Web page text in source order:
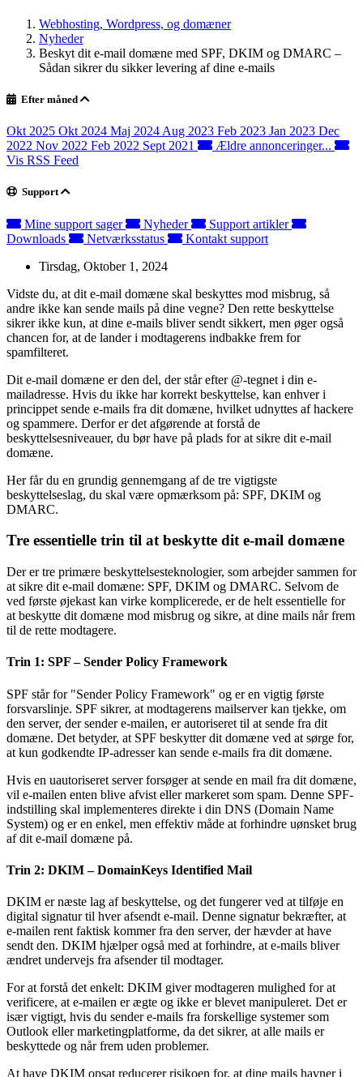
Webhosting, Wordpress, og domæner
Nyheder
Beskyt dit e-mail domæne med SPF, DKIM og DMARC –
Sådan sikrer du sikker levering af dine e-mails
Efter måned
Okt 2025 Okt 2024 Maj 2024 Aug 2023 Feb 2023 Jan 2023 Dec
2022 Nov 2022 Feb 2022 Sept 2021
Ældre annonceringer...
Vis RSS Feed
Support
Mine support sager Nyheder
Support artikler
Downloads
Netværksstatus
Kontakt support
Tirsdag, Oktober 1, 2024
Vidste du, at dit e-mail domæne skal beskyttes mod misbrug, så
andre ikke kan sende mails på dine vegne? Den rette beskyttelse
sikrer ikke kun, at dine e-mails bliver sendt sikkert, men øger også
chancen for, at de lander i modtagerens indbakke frem for
spamfilteret.
Dit e-mail domæne er den del, der står efter @-tegnet i din e-
mailadresse. Hvis du ikke har korrekt beskyttelse, kan enhver i
princippet sende e-mails fra dit domæne, hvilket udnyttes af hackere
og spammere. Derfor er det afgørende at forstå de
beskyttelsesniveauer, du bør have på plads for at sikre dit e-mail
domæne.
Her får du en grundig gennemgang af de tre vigtigste
beskyttelseslag, du skal være opmærksom på: SPF, DKIM og
DMARC.
Tre essentielle trin til at beskytte dit e-mail domæne
Der er tre primære beskyttelsesteknologier, som arbejder sammen for
at sikre dit e-mail domæne: SPF, DKIM og DMARC. Selvom de
ved første øjekast kan virke komplicerede, er de helt essentielle for
at beskytte dit domæne mod misbrug og sikre, at dine mails når frem
til de rette modtagere.
Trin 1: SPF – Sender Policy Framework
SPF står for "Sender Policy Framework" og er en vigtig første
forsvarslinje. SPF sikrer, at modtagerens mailserver kan tjekke, om
den server, der sender e-mailen, er autoriseret til at sende fra dit
domæne. Det betyder, at SPF beskytter dit domæne ved at sørge for,
at kun godkendte IP-adresser kan sende e-mails fra dit domæne.
Hvis en uautoriseret server forsøger at sende en mail fra dit domæne,
vil e-mailen enten blive afvist eller markeret som spam. Denne SPF-
indstilling skal implementeres direkte i din DNS (Domain Name
System) og er en enkel, men effektiv måde at forhindre uønsket brug
af dit e-mail domæne på.
Trin 2: DKIM – DomainKeys Identified Mail
DKIM er næste lag af beskyttelse, og det fungerer ved at tilføje en
digital signatur til hver afsendt e-mail. Denne signatur bekræfter, at
e-mailen rent faktisk kommer fra den server, der hævder at have
sendt den. DKIM hjælper også med at forhindre, at e-mails bliver
ændret undervejs fra afsender til modtager.
For at forstå det enkelt: DKIM giver modtageren mulighed for at
verificere, at e-mailen er ægte og ikke er blevet manipuleret. Det er
især vigtigt, hvis du sender e-mails fra forskellige systemer som
Outlook eller marketingplatforme, da det sikrer, at alle mails er
beskyttede og når frem uden problemer.
At have DKIM opsat reducerer risikoen for, at dine mails havner i